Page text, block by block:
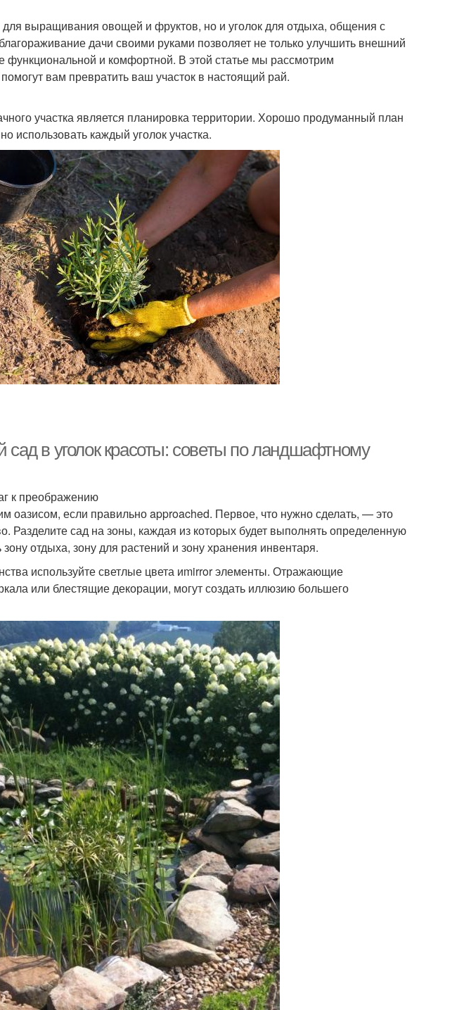
для выращивания овощей и фруктов, но и уголок для отдыха, общения с
дачи своими руками позволяет не только улучшить внешний
функциональной и комфортной. В этой статье мы рассмотрим
вам превратить ваш участок в настоящий рай.
участка является планировка территории. Хорошо продуманный план
использовать каждый уголок участка.
сад в уголок красоты: советы по ландшафтному
к преображению
оазисом, если правильно approached. Первое, что нужно сделать, — это
Разделите сад на зоны, каждая из которых будет выполнять определенную
отдыха, зону для растений и зону хранения инвентаря.
используйте светлые цвета иmirror элементы. Отражающие
или блестящие декорации, могут создать иллюзию большего